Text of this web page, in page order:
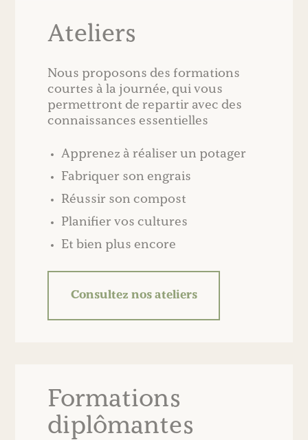
Ateliers
Nous proposons des formations
courtes à la journée, qui vous
permettront de repartir avec des
connaissances essentielles
Apprenez à réaliser un potager
Fabriquer son engrais
Réussir son compost
Planifier vos cultures
Et bien plus encore
Consultez nos ateliers
Formations
diplômantes